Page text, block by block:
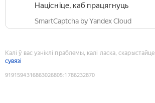
Націсніце, каб працягнуць
SmartCaptcha by Yandex Cloud
Калі ў вас узніклі праблемы, калі ласка, скарыстайце
сувязі
9191594316863026805:1786232870